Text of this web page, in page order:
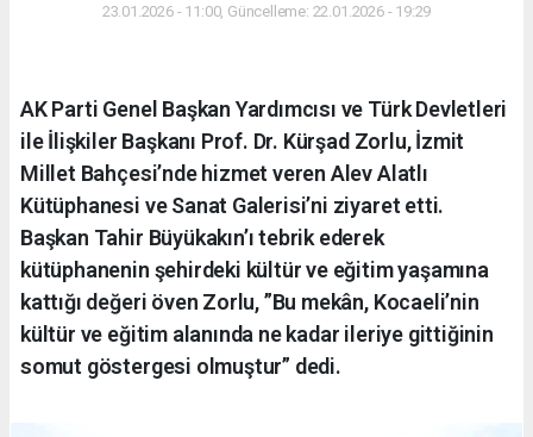
23.01.2026 - 11:00, Güncelleme: 22.01.2026 - 19:29
AK Parti Genel Başkan Yardımcısı ve Türk Devletleri
ile İlişkiler Başkanı Prof. Dr. Kürşad Zorlu, İzmit
Millet Bahçesi’nde hizmet veren Alev Alatlı
Kütüphanesi ve Sanat Galerisi’ni ziyaret etti.
Başkan Tahir Büyükakın’ı tebrik ederek
kütüphanenin şehirdeki kültür ve eğitim yaşamına
kattığı değeri öven Zorlu, ”Bu mekân, Kocaeli’nin
kültür ve eğitim alanında ne kadar ileriye gittiğinin
somut göstergesi olmuştur” dedi.